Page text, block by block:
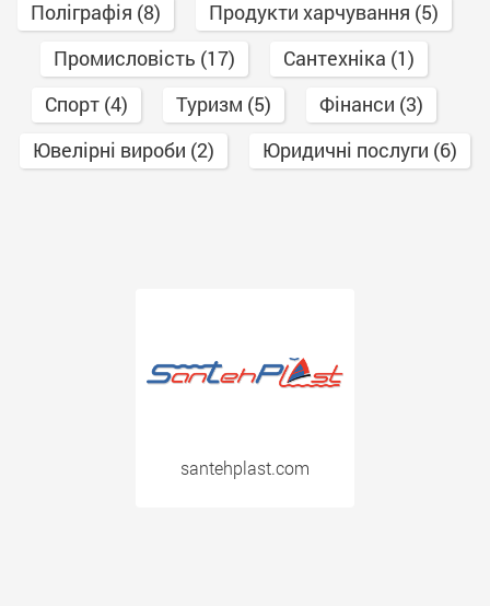
Поліграфія (8)
Продукти харчування (5)
Промисловість (17)
Сантехніка (1)
Спорт (4)
Туризм (5)
Фінанси (3)
Ювелірні вироби (2)
Юридичні послуги (6)
santehplast.com